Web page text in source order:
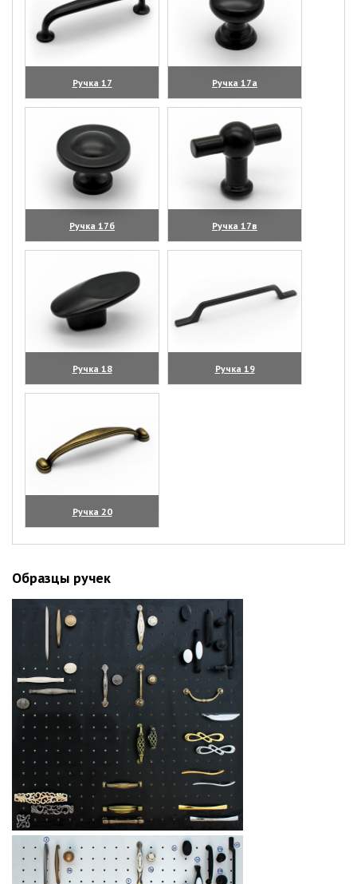
Ручка 17
(увеличить)
Ручка 17а
(увеличить)
Ручка 17б
(увеличить)
Ручка 17в
(увеличить)
Ручка 18
(увеличить)
Ручка 19
(увеличить)
Ручка 20
(увеличить)
Образцы ручек